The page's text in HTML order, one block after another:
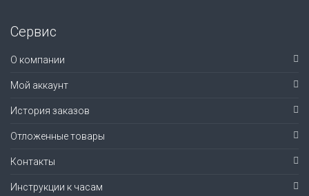
Сервис
О компании
Мой аккаунт
История заказов
Отложенные товары
Контакты
Инструкции к часам